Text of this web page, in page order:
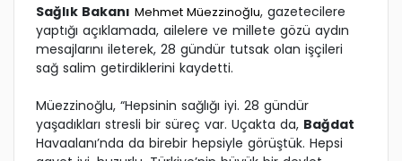
Sağlık Bakanı Mehmet Müezzinoğlu, gazetecilere
yaptığı açıklamada, ailelere ve millete gözü aydın
mesajlarını ileterek, 28 gündür tutsak olan işçileri
sağ salim getirdiklerini kaydetti.
Müezzinoğlu, “Hepsinin sağlığı iyi. 28 gündür
yaşadıkları stresli bir süreç var. Uçakta da, Bağdat
Havaalanı’nda da birebir hepsiyle görüştük. Hepsi